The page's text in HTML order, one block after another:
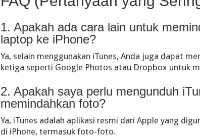
1. Apakah ada cara lain untuk
laptop ke iPhone?
Ya, selain menggunakan iTunes, Anda juga dapat
ketiga seperti Google Photos atau Dropbox untuk
2. Apakah saya perlu mengunduh
memindahkan foto?
Ya, iTunes adalah aplikasi resmi dari Apple yang
di iPhone, termasuk foto-foto.